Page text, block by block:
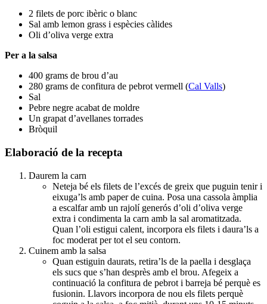
2 filets de porc ibèric o blanc
Sal amb lemon grass i espècies càlides
Oli d’oliva verge extra
Per a la salsa
400 grams de brou d’au
280 grams de confitura de pebrot vermell (Cal Valls)
Sal
Pebre negre acabat de moldre
Un grapat d’avellanes torrades
Bròquil
Elaboració de la recepta
Daurem la carn
Neteja bé els filets de l’excés de greix que puguin tenir i
eixuga’ls amb paper de cuina. Posa una cassola àmplia
a escalfar amb un rajolí generós d’oli d’oliva verge
extra i condimenta la carn amb la sal aromatitzada.
Quan l’oli estigui calent, incorpora els filets i daura’ls a
foc moderat per tot el seu contorn.
Cuinem amb la salsa
Quan estiguin daurats, retira’ls de la paella i desglaça
els sucs que s’han desprès amb el brou. Afegeix a
continuació la confitura de pebrot i barreja bé perquè es
fusionin. Llavors incorpora de nou els filets perquè